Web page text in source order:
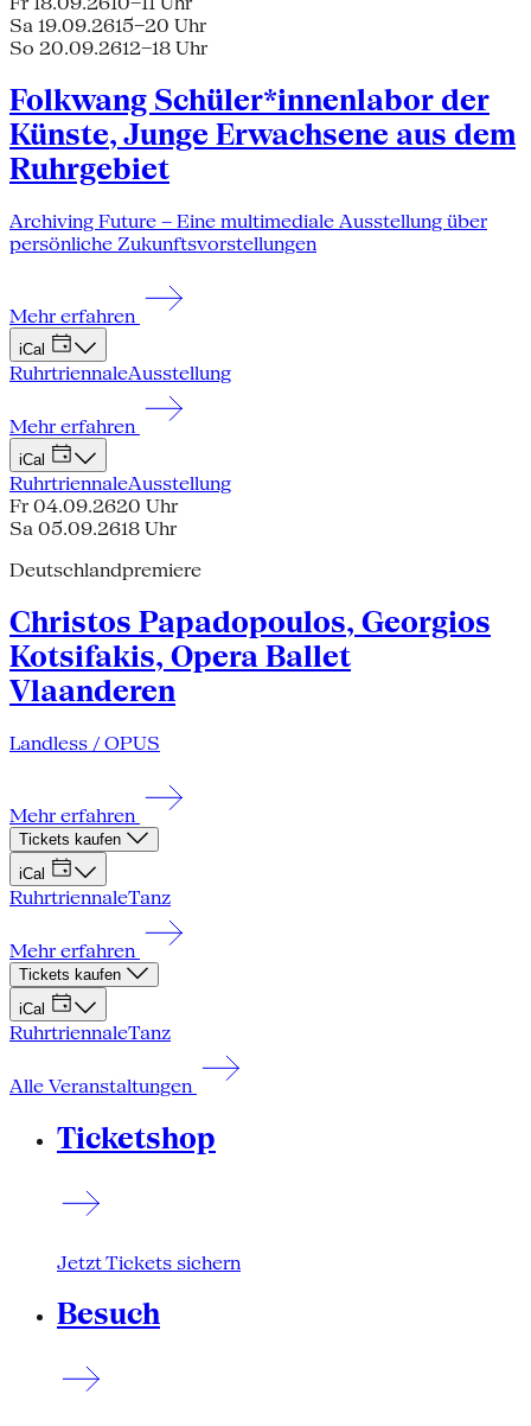
Sa 19.09.2615–20 Uhr
So 20.09.2612–18 Uhr
Folkwang Schüler*innenlabor der
Künste, Junge Erwachsene aus dem
Ruhrgebiet
Archiving Future – Eine multimediale Ausstellung über
persönliche Zukunftsvorstellungen
Mehr erfahren
iCal
RuhrtriennaleAusstellung
Mehr erfahren
iCal
RuhrtriennaleAusstellung
Fr 04.09.2620 Uhr
Sa 05.09.2618 Uhr
Deutschlandpremiere
Christos Papadopoulos, Georgios
Kotsifakis, Opera Ballet
Vlaanderen
Landless / OPUS
Mehr erfahren
Tickets kaufen
iCal
RuhrtriennaleTanz
Mehr erfahren
Tickets kaufen
iCal
RuhrtriennaleTanz
Alle Veranstaltungen
Ticketshop
Jetzt Tickets sichern
Besuch